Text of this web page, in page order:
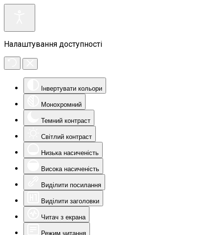
Налаштування доступності
Інвертувати кольори
Монохромний
Темний контраст
Світлий контраст
Низька насиченість
Висока насиченість
Виділити посилання
Виділити заголовки
Читач з екрана
Режим читання